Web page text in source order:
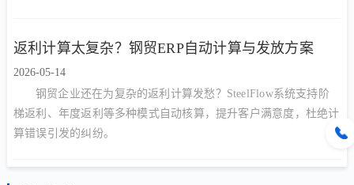
返利计算太复杂？钢贸ERP自动计算与发放方案
2026-05-14
钢贸企业还在为复杂的返利计算发愁？SteelFlow系统支持阶
梯返利、年度返利等多种模式自动核算，提升客户满意度，杜绝计
算错误引发的纠纷。